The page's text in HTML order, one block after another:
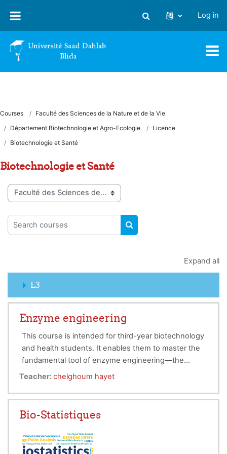
Toggle search input
Log in
Courses
Faculté des Sciences de la Nature et de la Vie
Département Biotechnologie et Agro-Ecologie
Licence
Biotechnologie et Santé
Biotechnologie et Santé
Course categories
Search courses
SEARCH COURSES
Expand all
L3
Enzyme engineering
This course is intended for third-year biotechnology
and health students. It enables them to master the
fundamental tool of enzyme engineering—the
enzyme (its structure and function)—and to
techniques used for the extraction, purification, and
industrial use of enzymes.
Teacher:chelghoum hayet
Bio-Statistiques